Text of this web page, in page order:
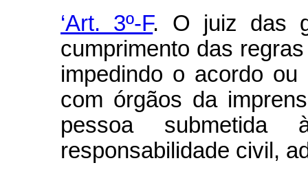
‘Art. 3º-F. O juiz das
cumprimento das
impedindo o acordo
com órgãos da
pessoa
responsabilidade civil,